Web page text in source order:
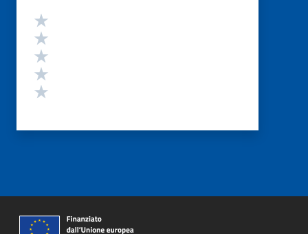
Valutazione